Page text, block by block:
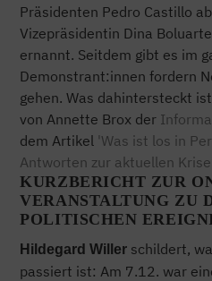
Präsidenten Pedro Castillo
Vizepräsidentin Dina
ernannt. Seitdem gibt es im
Demonstrant:innen fordern
gehen. Was dahintersteckt
von Annette Brox der
dem Artikel 'Was ist los in
Antworten zur aktuellen Krise'
KURZBERICHT ZUR
VERANSTALTUNG ZU
POLITISCHEN
Hildegard Willer schildert,
passiert ist: Am 7.12. war